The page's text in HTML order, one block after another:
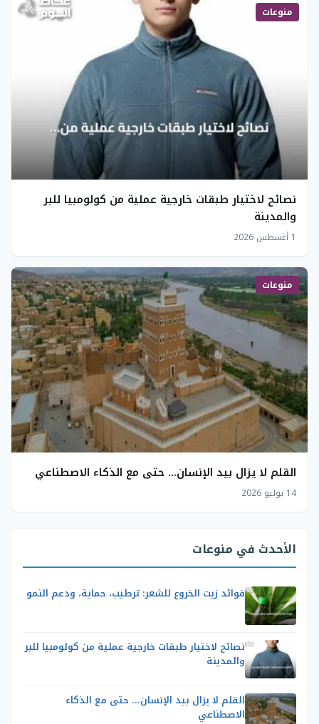
منوعات
نصائح لاختيار طبقات خارجية عملية من كولومبيا للبر
والمدينة
1 أغسطس 2026
منوعات
القلم لا يزال بيد الإنسان… حتى مع الذكاء الاصطناعي
14 يوليو 2026
الأحدث في منوعات
فوائد زيت الخروع للشعر: ترطيب، حماية، ودعم النمو
نصائح لاختيار طبقات خارجية عملية من كولومبيا للبر
والمدينة
القلم لا يزال بيد الإنسان… حتى مع الذكاء
الاصطناعي